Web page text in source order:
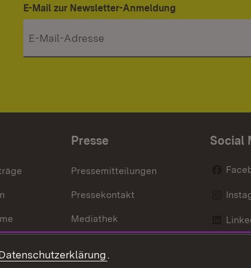
E-Mail zur Newsletter-Anmeldung
Presse
Pressemitteilungen
Pressekontakt
Mediathek
Social
.